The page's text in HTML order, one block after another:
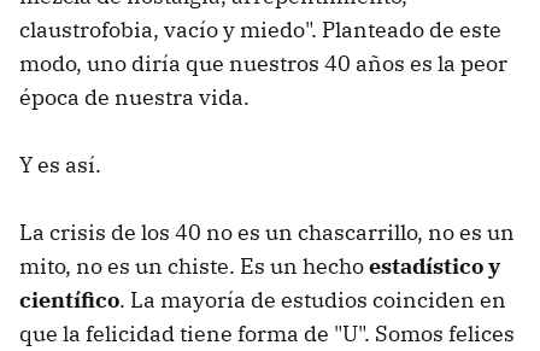
claustrofobia, vacío y miedo". Planteado de este
modo, uno diría que nuestros 40 años es la peor
época de nuestra vida.
Y es así.
La crisis de los 40 no es un chascarrillo, no es un
mito, no es un chiste. Es un hechoestadístico y
científico. La mayoría de estudios coinciden en
que la felicidad tiene forma de "U". Somos felices